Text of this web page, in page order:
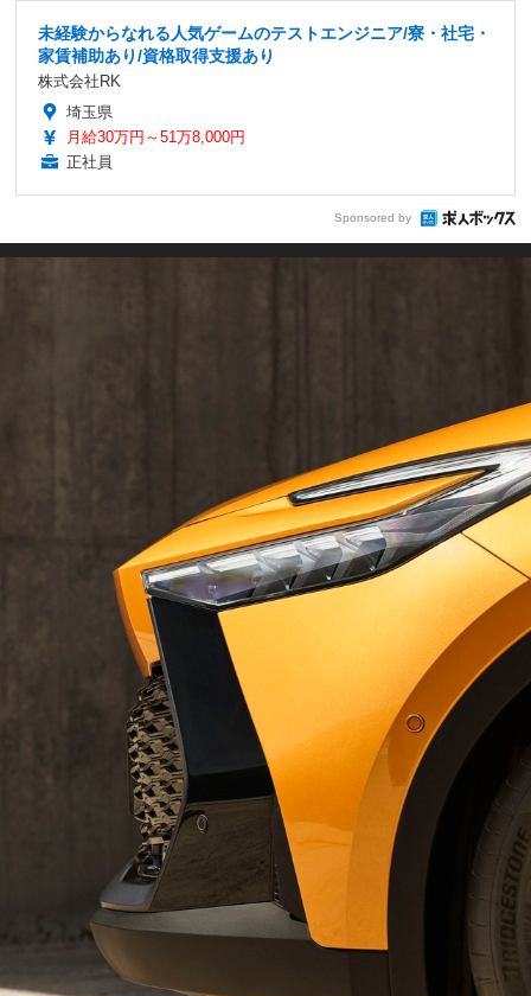
未経験からなれる人気ゲームのテストエンジニア/寮・社宅・
家賃補助あり/資格取得支援あり
株式会社RK
埼玉県
月給30万円～51万8,000円
正社員
Sponsored by